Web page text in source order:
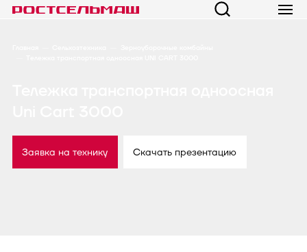
Заявка на технику Скачать презентацию